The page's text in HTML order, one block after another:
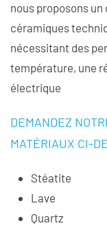
nous proposons
céramiques
nécessitant des
température, une
électrique
DEMANDEZ
MATÉRIAUX CI-
Stéatite
Lave
Quartz